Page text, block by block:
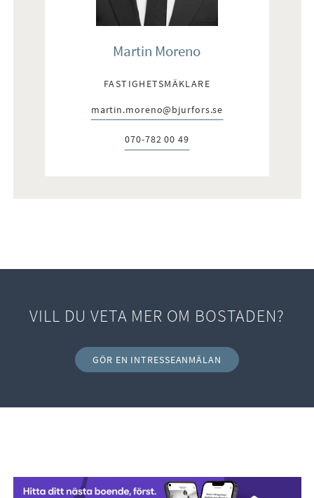
Martin Moreno
FASTIGHETSMÄKLARE
E-post:
martin.moreno@bjurfors.se
Telefon:
070-782 00 49
VILL DU VETA MER OM BOSTADEN?
GÖR EN INTRESSEANMÄLAN